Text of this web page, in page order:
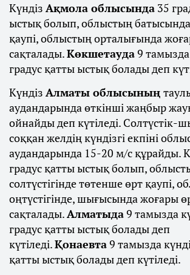
Күндіз Ақмола облысында 35
ыстық болып, облыстың
қаупі, облыстың орталығында
сақталады.Көкшетауда9 тамызда
градус қатты ыстық болады деп
Күндіз Алматы облысының
аудандарында өткінші жаңбыр
ойнайды деп күтіледі. Солтүстік-
соққан желдің күндізгі екпіні
аудандарында 15-20 м/с құрайды.
градус қатты ыстық болып,
солтүстігінде төтенше өрт қаупі,
оңтүстігінде, шығысында жоғары
сақталады.Алматыда9 тамызда
градус қатты ыстық болады деп
күтіледі.Қонаевта9 тамызда
қатты ыстық болады деп күтіледі.